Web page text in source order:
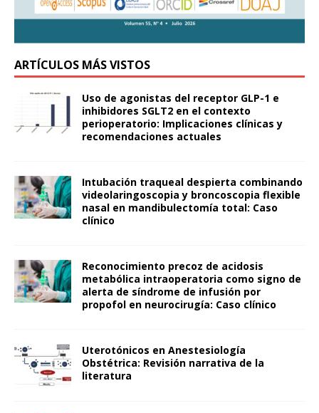
ARTÍCULOS MÁS VISTOS
Uso de agonistas del receptor GLP-1 e
inhibidores SGLT2 en el contexto
perioperatorio: Implicaciones clínicas y
recomendaciones actuales
Intubación traqueal despierta combinando
videolaringoscopia y broncoscopia flexible
nasal en mandibulectomía total: Caso
clínico
Reconocimiento precoz de acidosis
metabólica intraoperatoria como signo de
alerta de síndrome de infusión por
propofol en neurocirugía: Caso clínico
Uterotónicos en Anestesiología
Obstétrica: Revisión narrativa de la
literatura